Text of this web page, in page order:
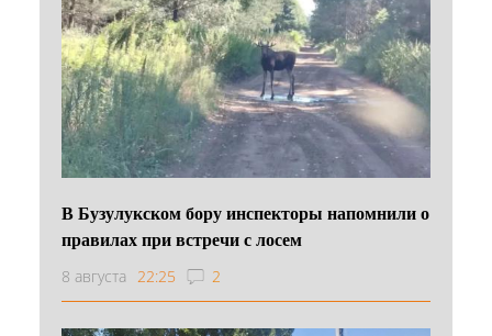
В Бузулукском бору инспекторы напомнили о
правилах при встречи с лосем
8 августа 22:25 2